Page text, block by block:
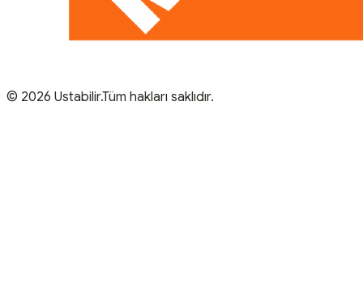
© 2026 Ustabilir.Tüm hakları saklıdır.